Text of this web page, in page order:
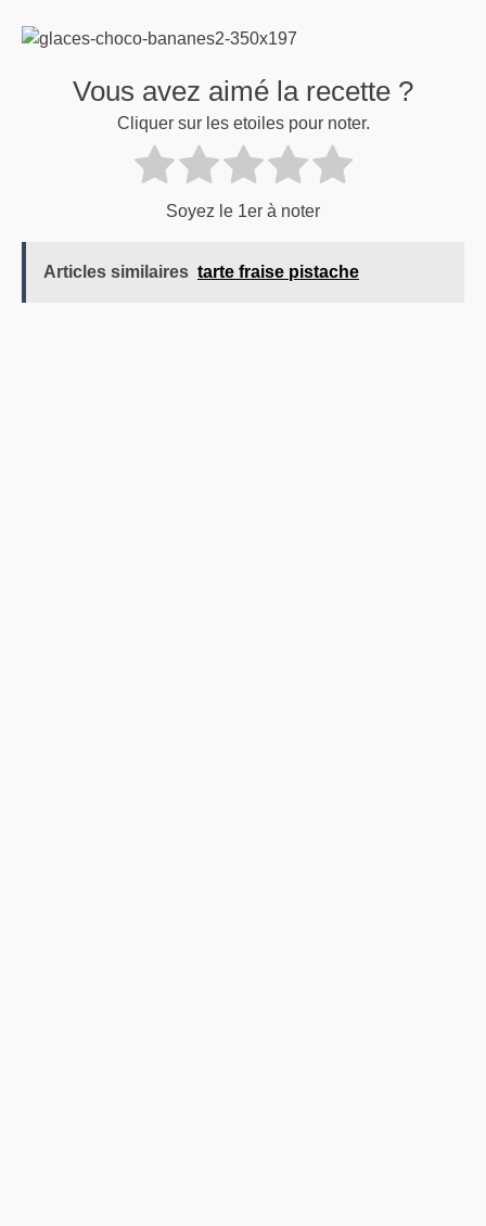
Vous avez aimé la recette ?
Cliquer sur les etoiles pour noter.
Soyez le 1er à noter
Articles similaires tarte fraise pistache